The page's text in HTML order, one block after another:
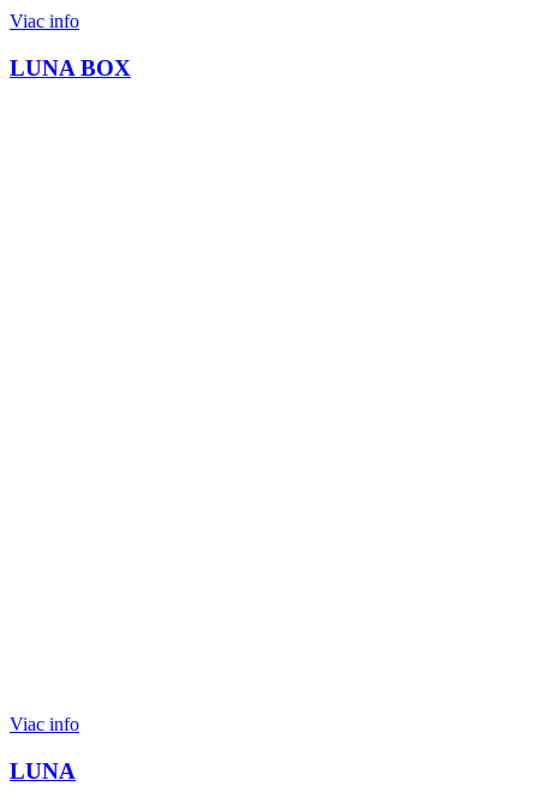
Viac info
LUNA BOX
Viac info
LUNA